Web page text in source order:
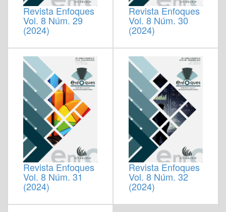
Revista Enfoques
Vol. 8 Núm. 29
(2024)
Revista Enfoques
Vol. 8 Núm. 30
(2024)
Revista Enfoques
Vol. 8 Núm. 31
(2024)
Revista Enfoques
Vol. 8 Núm. 32
(2024)